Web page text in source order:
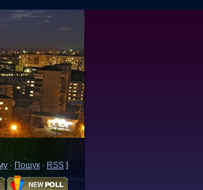
· Пошук· RSS ]